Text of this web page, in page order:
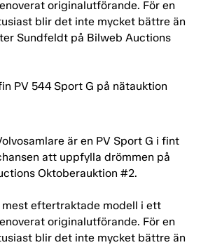
originalutförande. För en
blir det inte mycket bättre än
Sundfeldt på Bilweb Auctions
är en PV Sport G i fint
att uppfylla drömmen på
Oktoberauktion #2.
eftertraktade modell i ett
originalutförande. För en
blir det inte mycket bättre än